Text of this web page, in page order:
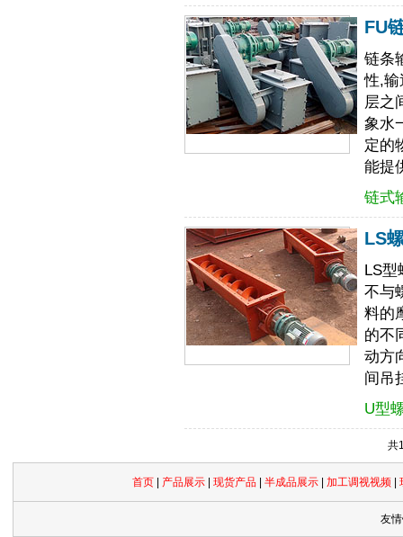
FU
链条
性,输
层之
象水
定的
能提
链式
LS
LS型
不与
料的
的不
动方
间吊
U型
共
首页| 产品展示| 现货产品| 半成品展示| 加工调视视频|
友